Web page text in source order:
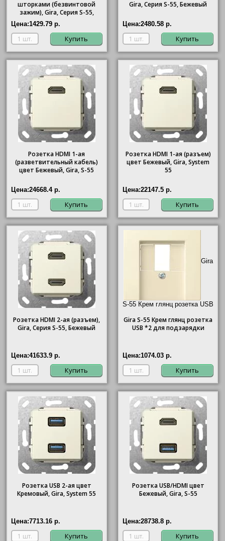
шторками (безвинтовой
зажим),Gira, Серия S-55,
Бежевый
Цена:1429.79 р.
Купить
Gira, Серия S-55, Бежевый
Цена:2480.58 р.
Купить
Розетка HDMI 1-ая
(разветвительный кабель)
цвет Бежевый, Gira, S-55
Цена:24668.4 р.
Купить
Розетка HDMI 1-ая (разъем)
цвет Бежевый, Gira, System
55
Цена:22147.5 р.
Купить
Розетка HDMI 2-ая (разъем),
Gira, Серия S-55, Бежевый
Цена:41633.9 р.
Купить
Gira
S-55 Крем глянц розетка USB
GiraS-55 Крем глянц розетка
USB *2 для подзарядки
Цена:1074.03 р.
Купить
Розетка USB 2-ая цвет
Кремовый, Gira, System 55
Цена:7713.16 р.
Купить
Розетка USB/HDMI цвет
Бежевый, Gira, S-55
Цена:28738.8 р.
Купить